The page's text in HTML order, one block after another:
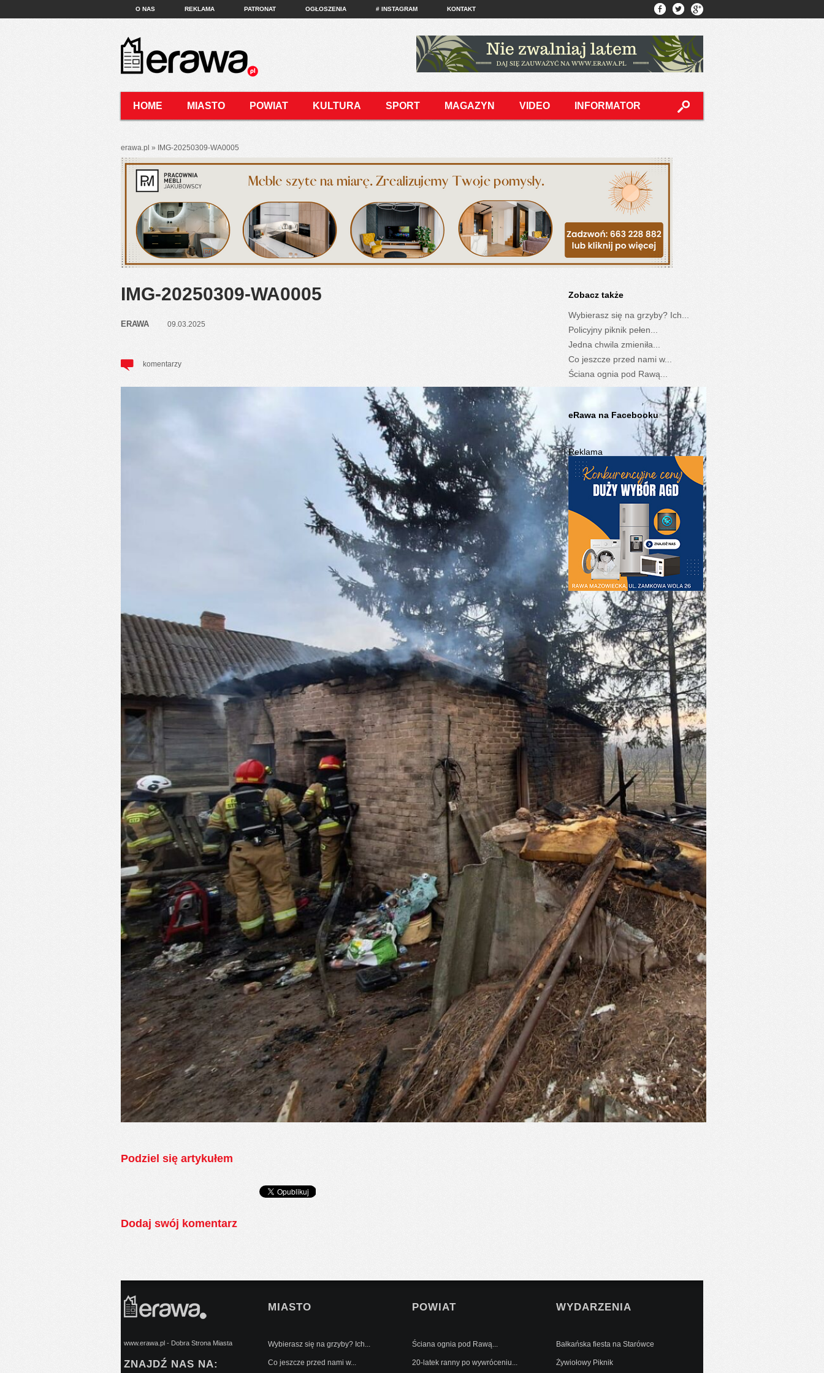
O NAS REKLAMA PATRONAT OGŁOSZENIA # INSTAGRAM KONTAKT
HOME MIASTO POWIAT KULTURA SPORT MAGAZYN VIDEO INFORMATOR
erawa.pl » IMG-20250309-WA0005
IMG-20250309-WA0005
ERAWA 09.03.2025
komentarzy
Podziel się artykułem
Dodaj swój komentarz
Zobacz także
Wybierasz się na grzyby? Ich...
Policyjny piknik pełen...
Jedna chwila zmieniła...
Co jeszcze przed nami w...
Ściana ognia pod Rawą...
eRawa na Facebooku
Reklama
www.erawa.pl - Dobra Strona Miasta
ZNAJDŹ NAS NA:
MIASTO
Wybierasz się na grzyby? Ich...
Co jeszcze przed nami w...
POWIAT
Ściana ognia pod Rawą...
20-latek ranny po wywróceniu...
WYDARZENIA
Bałkańska fiesta na Starówce
Żywiołowy Piknik